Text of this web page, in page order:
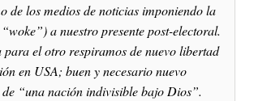
de los medios de noticias imponiendo la
a nuestro presente post-electoral.
para el otro respiramos de nuevo libertad
en USA; buen y necesario nuevo
de “una nación indivisible bajo Dios”.